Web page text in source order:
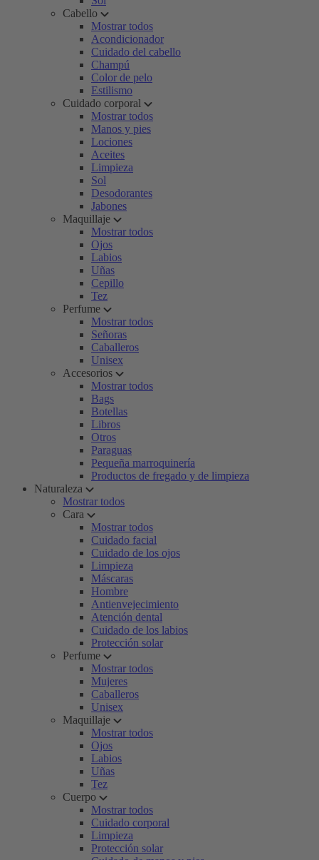
Cabello
Mostrar todos
Acondicionador
Cuidado del cabello
Champú
Color de pelo
Estilismo
Cuidado corporal
Mostrar todos
Manos y pies
Lociones
Aceites
Limpieza
Sol
Desodorantes
Jabones
Maquillaje
Mostrar todos
Ojos
Labios
Uñas
Cepillo
Tez
Perfume
Mostrar todos
Señoras
Caballeros
Unisex
Accesorios
Mostrar todos
Bags
Botellas
Libros
Otros
Paraguas
Pequeña marroquinería
Productos de fregado y de limpieza
Naturaleza
Mostrar todos
Cara
Mostrar todos
Cuidado facial
Cuidado de los ojos
Limpieza
Máscaras
Hombre
Antienvejecimiento
Atención dental
Cuidado de los labios
Protección solar
Perfume
Mostrar todos
Mujeres
Caballeros
Unisex
Maquillaje
Mostrar todos
Ojos
Labios
Uñas
Tez
Cuerpo
Mostrar todos
Cuidado corporal
Limpieza
Protección solar